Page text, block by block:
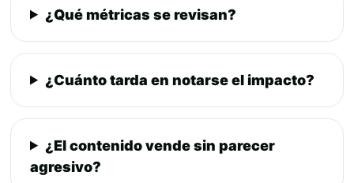
¿Qué métricas se revisan?
¿Cuánto tarda en notarse el impacto?
¿El contenido vende sin parecer
agresivo?